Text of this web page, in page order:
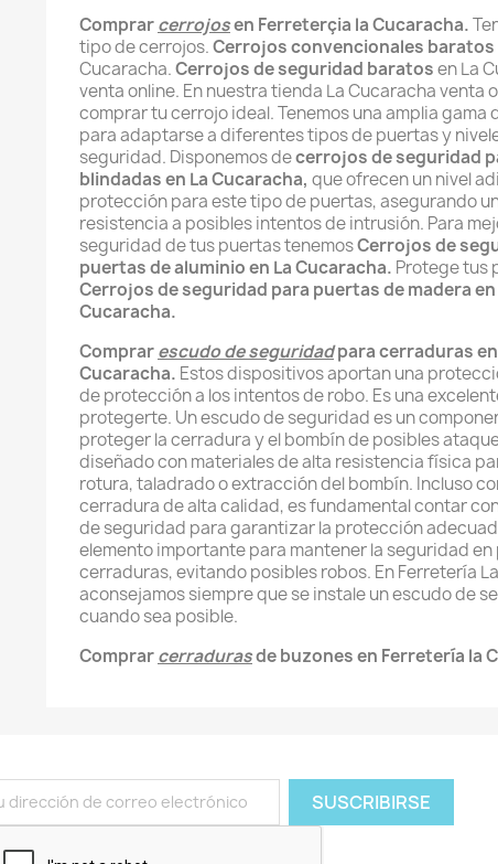
Comprarcerrojosen Ferreterçia la Cucaracha.
tipo de cerrojos.Cerrojos convencionales baratos
Cucaracha.Cerrojos de seguridad baratosen La
venta online. En nuestra tienda La Cucaracha venta
comprar tu cerrojo ideal. Tenemos una amplia gama
para adaptarse a diferentes tipos de puertas y
seguridad. Disponemos decerrojos de seguridad
blindadas en La Cucaracha, queofrecen un nivel
protección para este tipo de puertas, asegurando
resistencia a posibles intentos de intrusión. Para
seguridad de tus puertas tenemosCerrojos de
puertas de aluminio en La Cucaracha. Protege tus
Cerrojos de seguridad para puertas de madera en
Cucaracha.
Comprarescudo de seguridadpara cerraduras
Cucaracha. Estos dispositivos aportan una
de protección a los intentos de robo. Es una
protegerte. Un escudo de seguridad es un
proteger la cerradura y el bombín de posibles
diseñado con materiales de alta resistencia física
rotura, taladrado o extracción del bombín. Incluso
cerradura de alta calidad, es fundamental contar
de seguridad para garantizar la protección
elemento importante para mantener la seguridad
cerraduras, evitando posibles robos. En Ferretería
aconsejamos siempre que se instale un escudo de
cuando sea posible.
Comprarcerradurasde buzones en Ferretería la